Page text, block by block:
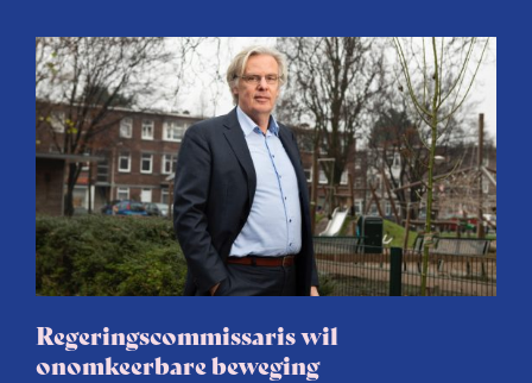
vermoeden bewuste, politiek gemotiveerde
vertragingen, maar zien toch kansen in een
nauwe samenwerking met de overheid.
Regeringscommissaris wil
onomkeerbare beweging